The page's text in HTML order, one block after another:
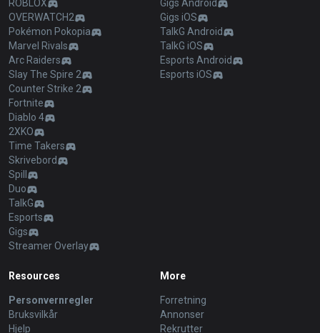
ROBLOX
OVERWATCH2
Pokémon Pokopia
Marvel Rivals
Arc Raiders
Slay The Spire 2
Counter Strike 2
Fortnite
Diablo 4
2XKO
Time Takers
Skrivebord
Spill
Duo
TalkG
Esports
Gigs
Streamer Overlay
Gigs Android
Gigs iOS
TalkG Android
TalkG iOS
Esports Android
Esports iOS
Resources
Personvernregler
Bruksvilkår
Hjelp
More
Forretning
Annonser
Rekrutter